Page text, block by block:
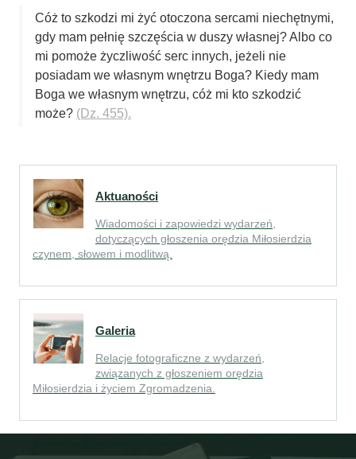
Cóż to szkodzi mi żyć otoczona sercami niechętnymi,
gdy mam pełnię szczęścia w duszy własnej? Albo co
mi pomoże życzliwość serc innych, jeżeli nie
posiadam we własnym wnętrzu Boga? Kiedy mam
Boga we własnym wnętrzu, cóż mi kto szkodzić
może? (Dz. 455).
Aktuaności
Wiadomości i zapowiedzi wydarzeń,
dotyczących głoszenia orędzia Miłosierdzia
czynem, słowem i modlitwą.
Galeria
Relacje fotograficzne z wydarzeń,
związanych z głoszeniem orędzia
Miłosierdzia i życiem Zgromadzenia.